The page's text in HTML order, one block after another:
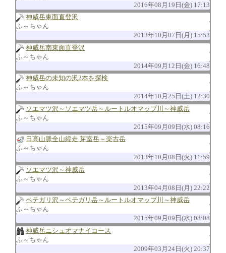
2016年08月19日(金) 17:13
神威岳東面直登沢
ふ～ちゃん
2013年10月07日(月) 15:53
神威岳南東面直登沢
ふ～ちゃん
2014年09月12日(金) 16:48
神威岳の未知の沢2本を探検
ふ～ちゃん
2014年10月25日(土) 12:30
ソエマツ沢～ソエマツ岳～ルートルオマップ川～神威岳
ふ～ちゃん
2015年09月09日(水) 08:16
日高山脈全山縦走 芽室岳～楽古岳
ふ～ちゃん
2013年10月08日(火) 11:59
ソエマツ沢～神威岳
ふ～ちゃん
2013年04月08日(月) 22:22
ペテガリ沢～ペテガリ岳～ルートルオマップ川～神威岳
ふ～ちゃん
2015年09月09日(水) 08:08
神威岳ニシュオマナイコース
ふ～ちゃん
2009年03月24日(火) 20:37